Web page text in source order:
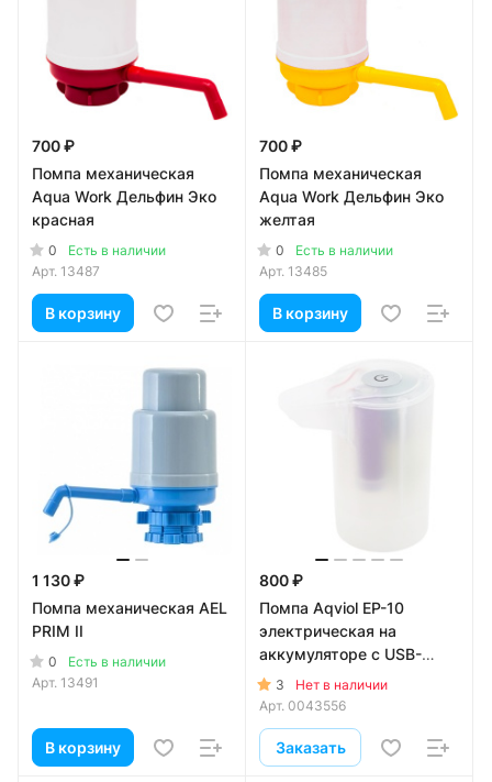
700 ₽
Помпа механическая
Aqua Work Дельфин Эко
красная
0
Есть в наличии
Арт. 13487
В корзину
700 ₽
Помпа механическая
Aqua Work Дельфин Эко
желтая
0
Есть в наличии
Арт. 13485
В корзину
1 130 ₽
Помпа механическая AEL
PRIM II
0
Есть в наличии
Арт. 13491
В корзину
800 ₽
Помпа Aqviol EP-10
электрическая на
аккумуляторе с USB-
адаптером для 19л
бутылей, прозрачный
3
Нет в наличии
Арт. 0043556
Заказать